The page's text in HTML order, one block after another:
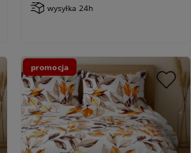
wysyłka 24h
promocja